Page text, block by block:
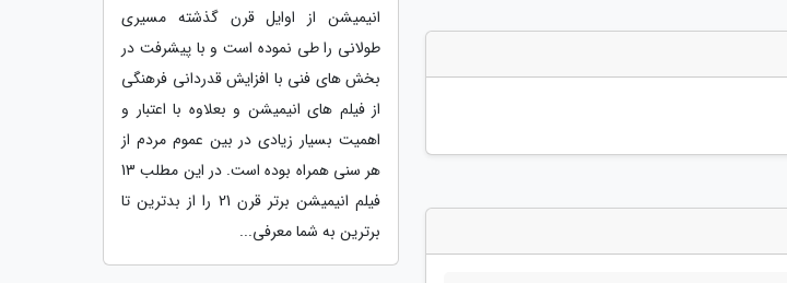
انیمیشن از اوایل قرن گذشته مسیری
طولانی را طی نموده است و با پیشرفت در
بخش های فنی با افزایش قدردانی فرهنگی
از فیلم های انیمیشن و بعلاوه با اعتبار و
اهمیت بسیار زیادی در بین عموم مردم از
هر سنی همراه بوده است. در این مطلب 13
فیلم انیمیشن برتر قرن 21 را از بدترین تا
برترین به شما معرفی...